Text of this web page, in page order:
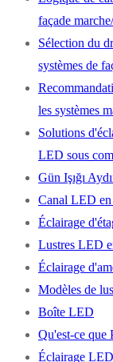
façade
Sélection du
systèmes de
les systèmes
Solutions
LED sous
Gün Işığı
Canal LED
Éclairage
Lustres LED
Éclairage
Modèles de
Boîte LED
Qu'est-ce que
Éclairage